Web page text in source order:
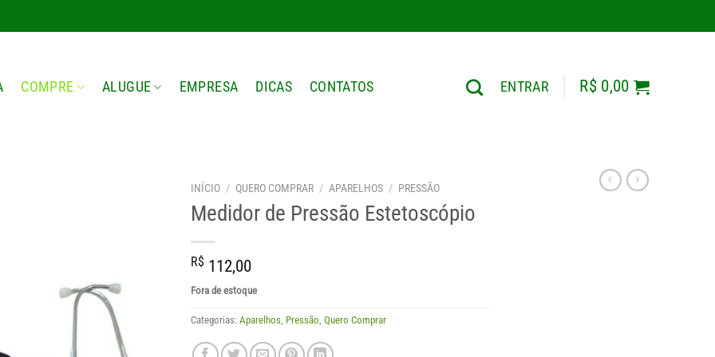
COMPRE ALUGUE EMPRESA DICAS CONTATOS ENTRAR R$0,00
INÍCIO / QUERO COMPRAR / APARELHOS / PRESSÃO
Medidor de Pressão Estetoscópio
R$ 112,00
Fora de estoque
Categorias: Aparelhos Pressão Quero Comprar